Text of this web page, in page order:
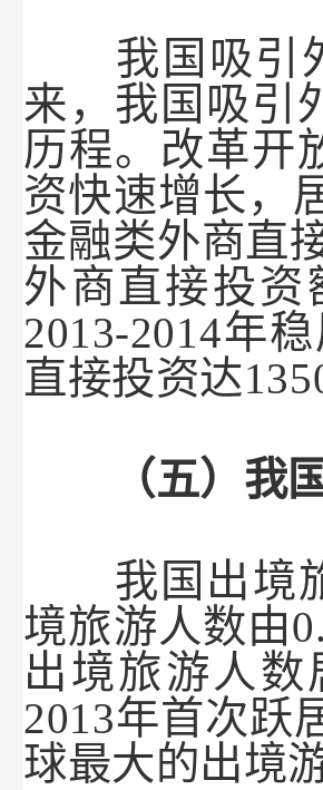
我国吸引外
来，我国吸引
历程。改革开
资快速增长，
金融类外商直
外商直接投资
2013-2014年
直接投资达
（五）我国
我国出境旅
境旅游人数由
出境旅游人
2013年首次跃
球最大的出境